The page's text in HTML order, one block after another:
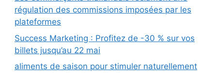
régulation des commissions imposées par les
plateformes
Success Marketing : Profitez de -30 % sur vos
billets jusqu’au 22 mai
aliments de saison pour stimuler naturellement